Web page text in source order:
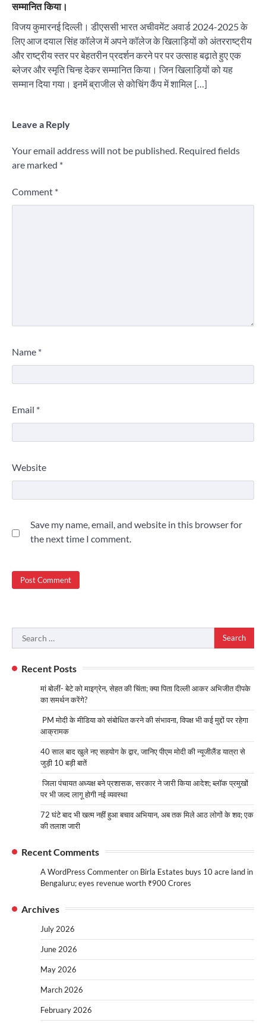
सम्मानित किया।
विजय कुमारनई दिल्ली। डीएससी भारत अचीवमेंट अवार्ड 2024-2025 के
लिए आज दयाल सिंह कॉलेज में अपने कॉलेज के खिलाड़ियों को अंतरराष्ट्रीय
और राष्ट्रीय स्तर पर बेहतरीन प्रदर्शन करने पर पर उत्साह बढ़ाते हुए एक
ब्लेजर और स्मृति चिन्ह देकर सम्मानित किया। जिन खिलाड़ियों को यह
सम्मान दिया गया। इनमें ब्राजील से कोचिंग कैंप में शामिल […]
Leave a Reply
Your email address will not be published. Required fields
are marked *
Comment *
Name *
Email *
Website
Save my name, email, and website in this browser for
the next time I comment.
Search
for:
Recent Posts
मां बोलीं- बेटे को माइग्रेन, सेहत की चिंता; क्या पिता दिल्ली आकर अभिजीत दीपके
का समर्थन करेंगे?
PM मोदी के मीडिया को संबोधित करने की संभावना, विपक्ष भी कई मुद्दों पर रहेगा
आक्रामक
40 साल बाद खुले नए सहयोग के द्वार, जानिए पीएम मोदी की न्यूजीलैंड यात्रा से
जुड़ी 10 बड़ी बातें
जिला पंचायत अध्यक्ष बने प्रशासक, सरकार ने जारी किया आदेश; ब्लॉक प्रमुखों
पर भी जल्द लागू होगी नई व्यवस्था
72 घंटे बाद भी खत्म नहीं हुआ बचाव अभियान, अब तक मिले आठ लोगों के शव; एक
की तलाश जारी
Recent Comments
A WordPress Commenteron Birla Estates buys 10 acre land in
Bengaluru; eyes revenue worth ₹900 Crores
Archives
July 2026
June 2026
May 2026
March 2026
February 2026